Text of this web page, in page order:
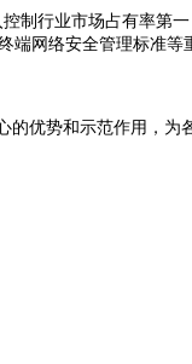
行业市场占有率第
网络安全管理标准等
优势和示范作用，